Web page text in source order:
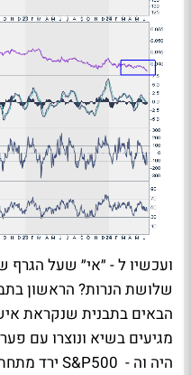
ועכשיו ל - ״אי״ שעל הגרף
שלושת הנרות? הראשון
הבאים בתבנית שנקראת
מגיעים בשיא ונוצרו עם
היה וה - S&P500 ירד